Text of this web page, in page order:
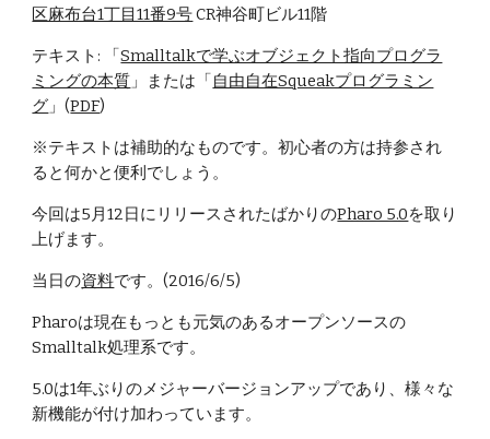
区麻布台1丁目11番9号 CR神谷町ビル11階
テキスト: 「Smalltalkで学ぶオブジェクト指向プログラ
ミングの本質 」または「自由自在Squeakプログラミン
グ 」(PDF)
※テキストは補助的なものです。初心者の方は持参され
ると何かと便利でしょう。
今回は5月12日にリリースされたばかりのPharo 5.0を取り
上げます。
当日の資料です。(2016/6/5)
Pharoは現在もっとも元気のあるオープンソースの
Smalltalk処理系です。
5.0は1年ぶりのメジャーバージョンアップであり、様々な
新機能が付け加わっています。